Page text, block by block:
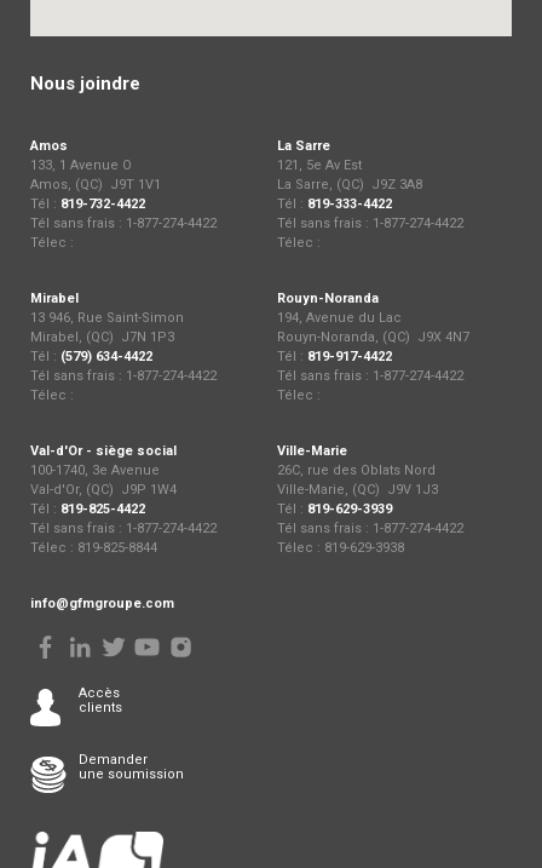
Nous joindre
Amos
133, 1 Avenue O
Amos, (QC) J9T 1V1
Tél : 819-732-4422
Tél sans frais : 1-877-274-4422
Télec :
La Sarre
121, 5e Av Est
La Sarre, (QC) J9Z 3A8
Tél : 819-333-4422
Tél sans frais : 1-877-274-4422
Télec :
Mirabel
13 946, Rue Saint-Simon
Mirabel, (QC) J7N 1P3
Tél : (579) 634-4422
Tél sans frais : 1-877-274-4422
Télec :
Rouyn-Noranda
194, Avenue du Lac
Rouyn-Noranda, (QC) J9X 4N7
Tél : 819-917-4422
Tél sans frais : 1-877-274-4422
Télec :
Val-d'Or - siège social
100-1740, 3e Avenue
Val-d'Or, (QC) J9P 1W4
Tél : 819-825-4422
Tél sans frais : 1-877-274-4422
Télec : 819-825-8844
Ville-Marie
26C, rue des Oblats Nord
Ville-Marie, (QC) J9V 1J3
Tél : 819-629-3939
Tél sans frais : 1-877-274-4422
Télec : 819-629-3938
info@gfmgroupe.com
Accès
clients
Demander
une soumission